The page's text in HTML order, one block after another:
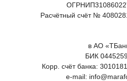
Расчётный счёт №
в АО
БИК
Корр. счёт банка:
e-mail: